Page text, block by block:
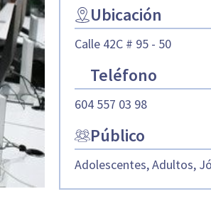
Ubicación
Calle 42C # 95 - 50
Teléfono
604 557 03 98
Público
Adolescentes, Adultos,